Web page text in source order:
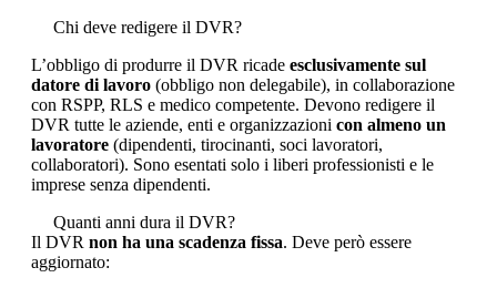
Chi deve redigere il DVR?
L’obbligo di produrre il DVR ricade esclusivamente sul
datore di lavoro (obbligo non delegabile), in collaborazione
con RSPP, RLS e medico competente. Devono redigere il
DVR tutte le aziende, enti e organizzazioni con almeno un
lavoratore (dipendenti, tirocinanti, soci lavoratori,
collaboratori). Sono esentati solo i liberi professionisti e le
imprese senza dipendenti.
Quanti anni dura il DVR?
Il DVR non ha una scadenza fissa. Deve però essere
aggiornato: